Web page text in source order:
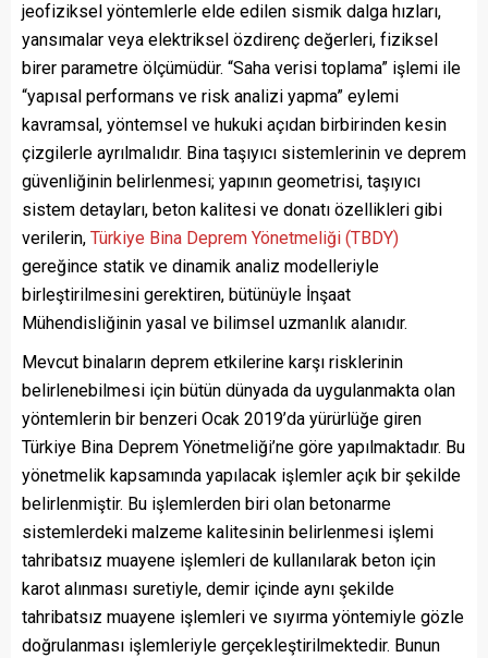
jeofiziksel yöntemlerle elde edilen sismik dalga hızları,
yansımalar veya elektriksel özdirenç değerleri, fiziksel
birer parametre ölçümüdür. “Saha verisi toplama” işlemi ile
“yapısal performans ve risk analizi yapma” eylemi
kavramsal, yöntemsel ve hukuki açıdan birbirinden kesin
çizgilerle ayrılmalıdır. Bina taşıyıcı sistemlerinin ve deprem
güvenliğinin belirlenmesi; yapının geometrisi, taşıyıcı
sistem detayları, beton kalitesi ve donatı özellikleri gibi
verilerin, Türkiye Bina Deprem Yönetmeliği (TBDY)
gereğince statik ve dinamik analiz modelleriyle
birleştirilmesini gerektiren, bütünüyle İnşaat
Mühendisliğinin yasal ve bilimsel uzmanlık alanıdır.
Mevcut binaların deprem etkilerine karşı risklerinin
belirlenebilmesi için bütün dünyada da uygulanmakta olan
yöntemlerin bir benzeri Ocak 2019’da yürürlüğe giren
Türkiye Bina Deprem Yönetmeliği’ne göre yapılmaktadır. Bu
yönetmelik kapsamında yapılacak işlemler açık bir şekilde
belirlenmiştir. Bu işlemlerden biri olan betonarme
sistemlerdeki malzeme kalitesinin belirlenmesi işlemi
tahribatsız muayene işlemleri de kullanılarak beton için
karot alınması suretiyle, demir içinde aynı şekilde
tahribatsız muayene işlemleri ve sıyırma yöntemiyle gözle
doğrulanması işlemleriyle gerçekleştirilmektedir. Bunun